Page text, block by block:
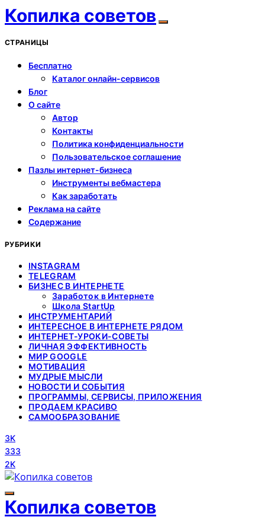
Копилка советов
СТРАНИЦЫ
Бесплатно
Каталог онлайн-сервисов
Блог
О сайте
Автор
Контакты
Политика конфиденциальности
Пользовательское соглашение
Пазлы интернет-бизнеса
Инструменты вебмастера
Как заработать
Реклама на сайте
Содержание
РУБРИКИ
INSTAGRAM
TELEGRAM
БИЗНЕС В ИНТЕРНЕТЕ
Заработок в Интернете
Школа StartUp
ИНСТРУМЕНТАРИЙ
ИНТЕРЕСНОЕ В ИНТЕРНЕТЕ РЯДОМ
ИНТЕРНЕТ-УРОКИ-СОВЕТЫ
ЛИЧНАЯ ЭФФЕКТИВНОСТЬ
МИР GOOGLE
МОТИВАЦИЯ
МУДРЫЕ МЫСЛИ
НОВОСТИ И СОБЫТИЯ
ПРОГРАММЫ, СЕРВИСЫ, ПРИЛОЖЕНИЯ
ПРОДАЕМ КРАСИВО
САМООБРАЗОВАНИЕ
3K
333
2K
Копилка советов